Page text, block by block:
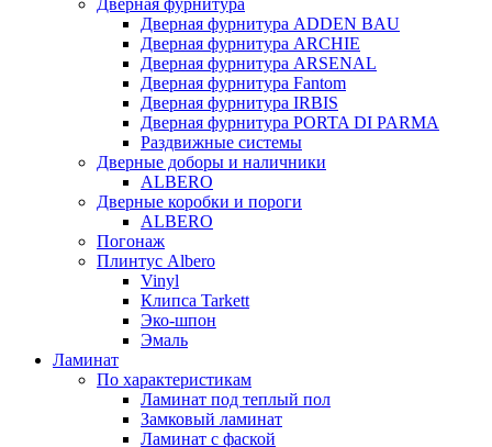
Дверная фурнитура
Дверная фурнитура ADDEN BAU
Дверная фурнитура ARCHIE
Дверная фурнитура ARSENAL
Дверная фурнитура Fantom
Дверная фурнитура IRBIS
Дверная фурнитура PORTA DI PARMA
Раздвижные системы
Дверные доборы и наличники
ALBERO
Дверные коробки и пороги
ALBERO
Погонаж
Плинтус Albero
Vinyl
Клипса Tarkett
Эко-шпон
Эмаль
Ламинат
По характеристикам
Ламинат под теплый пол
Замковый ламинат
Ламинат с фаской